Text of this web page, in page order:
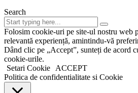
Search
Folosim cookie-uri pe site-ul nostru web
relevantă experiență, amintindu-vă
Dând clic pe „Accept”, sunteți de acord
cookie-urile.
Setari Cookie
ACCEPT
Politica de confidentialitate si Cookie